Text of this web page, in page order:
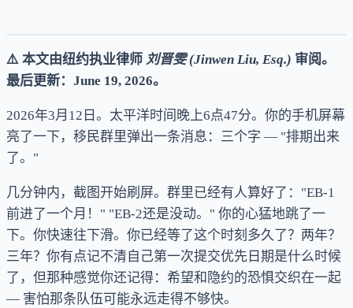
⚠️ 本文由纽约执业律师 刘晋雯 (Jinwen Liu, Esq.) 审阅。
最后更新：June 19, 2026。
2026年3月12日。太平洋时间晚上6点47分。你的手机屏幕
亮了一下，移民群里弹出一条消息：三个字 — "排期出来
了。"
几分钟内，截图开始刷屏。群里已经有人算好了："EB-1
前进了一个月！" "EB-2还是没动。" 你的心猛地跳了一
下。你快速往下滑。你已经等了这个时刻多久了？两年？
三年？你有点记不清自己第一次提交优先日期是什么时候
了，但那种感觉你还记得：希望和隐约的恐惧交织在一起
— 害怕那条队伍可能永远走得不够快。